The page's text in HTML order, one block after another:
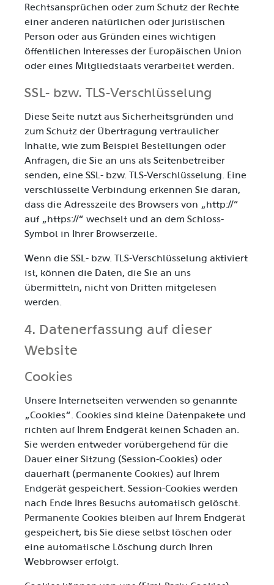
Rechtsansprüchen oder zum Schutz der Rechte
einer anderen natürlichen oder juristischen
Person oder aus Gründen eines wichtigen
öffentlichen Interesses der Europäischen Union
oder eines Mitgliedstaats verarbeitet werden.
SSL- bzw. TLS-Verschlüsselung
Diese Seite nutzt aus Sicherheitsgründen und
zum Schutz der Übertragung vertraulicher
Inhalte, wie zum Beispiel Bestellungen oder
Anfragen, die Sie an uns als Seitenbetreiber
senden, eine SSL- bzw. TLS-Verschlüsselung. Eine
verschlüsselte Verbindung erkennen Sie daran,
dass die Adresszeile des Browsers von „http://“
auf „https://“ wechselt und an dem Schloss-
Symbol in Ihrer Browserzeile.
Wenn die SSL- bzw. TLS-Verschlüsselung aktiviert
ist, können die Daten, die Sie an uns
übermitteln, nicht von Dritten mitgelesen
werden.
4. Datenerfassung auf dieser
Website
Cookies
Unsere Internetseiten verwenden so genannte
„Cookies“. Cookies sind kleine Datenpakete und
richten auf Ihrem Endgerät keinen Schaden an.
Sie werden entweder vorübergehend für die
Dauer einer Sitzung (Session-Cookies) oder
dauerhaft (permanente Cookies) auf Ihrem
Endgerät gespeichert. Session-Cookies werden
nach Ende Ihres Besuchs automatisch gelöscht.
Permanente Cookies bleiben auf Ihrem Endgerät
gespeichert, bis Sie diese selbst löschen oder
eine automatische Löschung durch Ihren
Webbrowser erfolgt.